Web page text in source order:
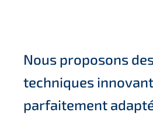
Nous proposons
techniques
parfaitement